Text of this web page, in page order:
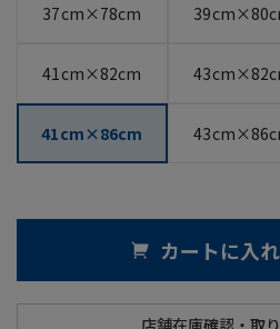
37cm×78cm
41cm×82cm
41cm×86cm
カートに入